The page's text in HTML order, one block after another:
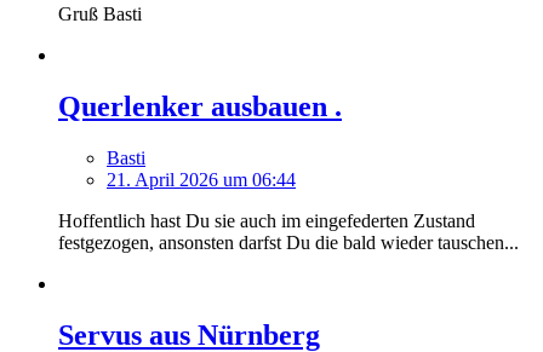
Gruß Basti
Querlenker ausbauen .
Basti
21. April 2026 um 06:44
Hoffentlich hast Du sie auch im eingefederten Zustand
festgezogen, ansonsten darfst Du die bald wieder tauschen...
Servus aus Nürnberg